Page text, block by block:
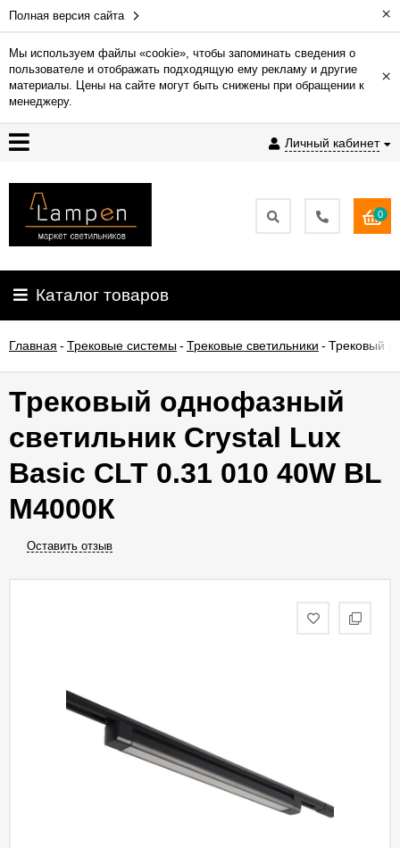
Полная версия сайта ×
Мы используем файлы «cookie», чтобы запоминать сведения о
пользователе и отображать подходящую ему рекламу и другие
материалы. Цены на сайте могут быть снижены при обращении к
менеджеру.
×
Личный кабинет
Гарантия
Доставка
и
Контакты
освещения
О
0
Каталог товаров
Главная - Трековые системы- Трековые светильники - Трековый
Трековый однофазный
светильник Crystal Lux
Basic CLT 0.31 010 40W BL
M4000К
Оставить отзыв